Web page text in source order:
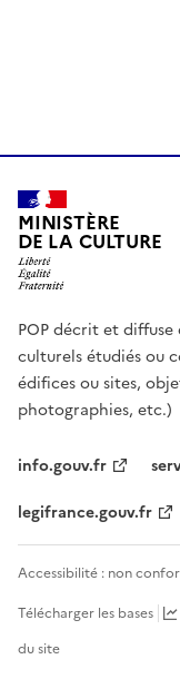
MINISTÈRE
DE LA CULTURE
POP décrit et
culturels étudiés ou
édifices ou sites,
photographies, etc.)
info.gouv.fr
legifrance.gouv.fr
Accessibilité : non
Télécharger les bases
du site